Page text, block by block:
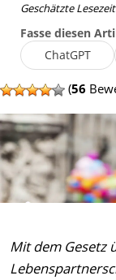
Geschätzte
Fasse diesen
ChatGPT
(56
Mit dem Gesetz